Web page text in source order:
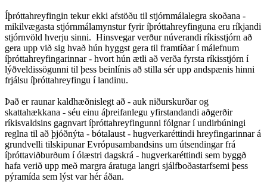
Íþróttahreyfingin tekur ekki afstöðu til stjórnmálalegra skoðana -
mikilvægasta stjórnmálamynstur fyrir íþróttahreyfinguna eru ríkjandi
stjórnvöld hverju sinni. Hinsvegar verður núverandi ríkisstjórn að
gera upp við sig hvað hún hyggst gera til framtíðar í málefnum
íþróttahreyfingarinnar - hvort hún ætli að verða fyrsta ríkisstjórn í
lýðveldissögunni til þess beinlínis að stilla sér upp andspænis hinni
frjálsu íþróttahreyfingu í landinu.
Það er raunar kaldhæðnislegt að - auk niðurskurðar og
skattahækkana - séu einu áþreifanlegu yfirstandandi aðgerðir
ríkisvaldsins gagnvart íþróttahreyfingunni fólgnar í undirbúningi
reglna til að þjóðnýta - bótalaust - hugverkaréttindi hreyfingarinnar á
grundvelli tilskipunar Evrópusambandsins um útsendingar frá
íþróttaviðburðum í ólæstri dagskrá - hugverkaréttindi sem byggð
hafa verið upp með margra áratuga langri sjálfboðastarfsemi þess
pýramída sem lýst var hér áðan.